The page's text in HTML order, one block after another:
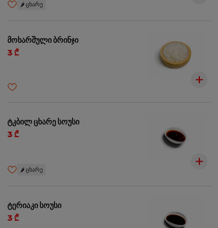
🌶️ ცხარე
მოხარშული ბრინჯი
3 ₾
ტკბილ ცხარე სოუსი
3 ₾
🌶️ ცხარე
ტერიაკი სოუსი
3 ₾